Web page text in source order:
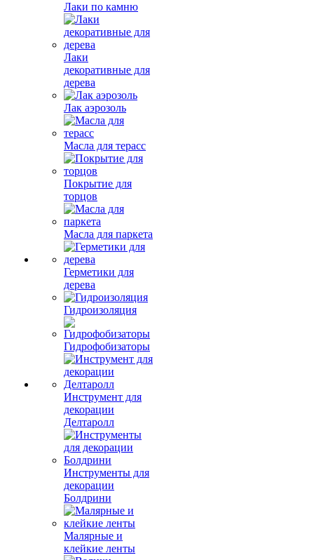
Лаки по камню
Лаки
декоративные для
дерева
Лак аэрозоль
Масла для терасс
Покрытие для
торцов
Масла для паркета
Герметики для
дерева
Гидроизоляция
Гидрофобизаторы
Инструмент для
декорации
Делтаролл
Инструменты для
декорации
Болдрини
Малярные и
клейкие ленты